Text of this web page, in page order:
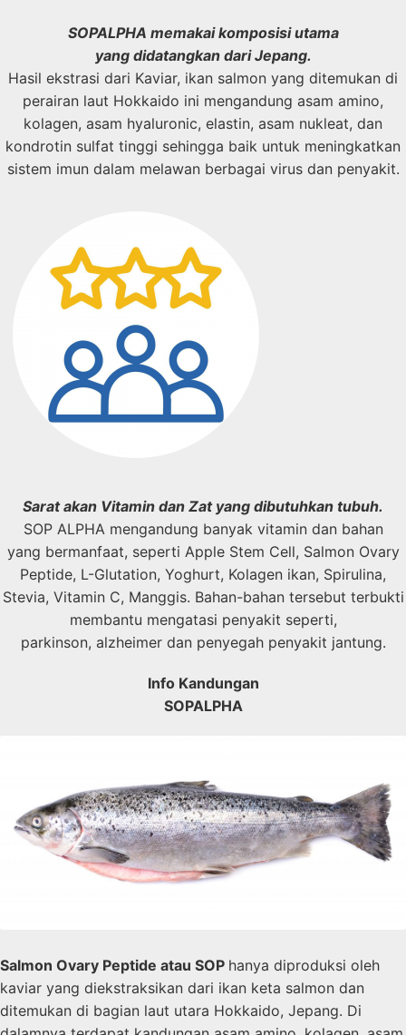
SOPALPHA memakai komposisiutama
yang didatangkan dariJepang.
Hasil ekstrasi dari Kaviar, ikan salmon yang ditemukan di
perairan laut Hokkaido ini mengandung asam amino,
kolagen, asam hyaluronic, elastin, asam nukleat, dan
kondrotin sulfat tinggi sehingga baik untuk meningkatkan
sistem imun dalam melawan berbagai virus dan penyakit.
Sarat akan Vitamin dan Zat yang dibutuhkan tubuh.
SOP ALPHA mengandung banyak vitamin dan bahan
yang bermanfaat, seperti Apple Stem Cell, Salmon Ovary
Peptide, L-Glutation, Yoghurt, Kolagen ikan, Spirulina,
Stevia, Vitamin C, Manggis. Bahan-bahan tersebut terbukti
membantu mengatasi penyakit seperti,
parkinson, alzheimer dan penyegah penyakit jantung.
Info Kandungan
SOPALPHA
Salmon Ovary Peptide atau SOP hanya diproduksi oleh
kaviar yang diekstraksikan dari ikan keta salmon dan
ditemukan di bagian laut utara Hokkaido, Jepang. Di